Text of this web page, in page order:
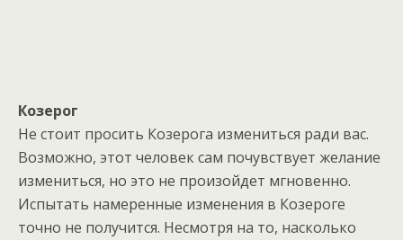
Козерог
Не стоит просить Козерога измениться ради вас.
Возможно, этот человек сам почувствует желание
измениться, но это не произойдет мгновенно.
Испытать намеренные изменения в Козероге
точно не получится. Несмотря на то, насколько